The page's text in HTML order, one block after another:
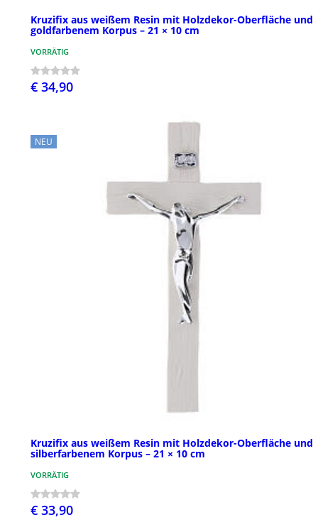
Kruzifix aus weißem Resin mit Holzdekor-Oberfläche und
goldfarbenem Korpus – 21 × 10 cm
VORRÄTIG
€ 34,90
NEU
Kruzifix aus weißem Resin mit Holzdekor-Oberfläche und
silberfarbenem Korpus – 21 × 10 cm
VORRÄTIG
€ 33,90